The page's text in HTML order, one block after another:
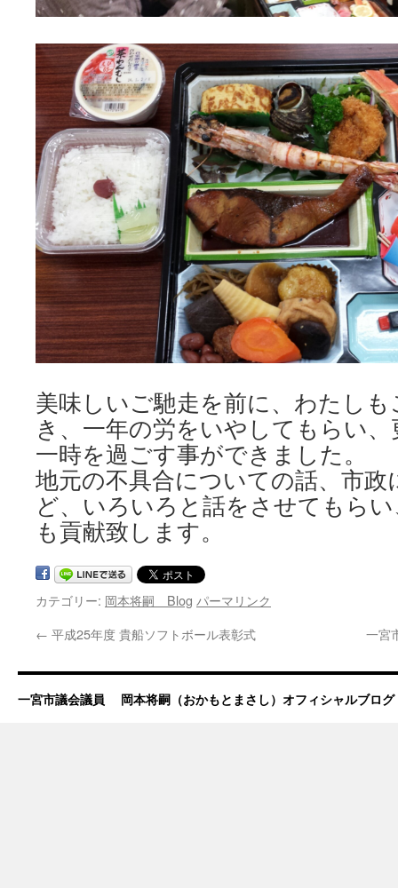
美味しいご馳走を前に、わたし
き、一年の労をいやしてもらい
一時を過ごす事ができました。
地元の不具合についての話、市
ど、いろいろと話をさせてもら
も貢献致します。
カテゴリー: 岡本将嗣 Blog パーマリンク
← 平成25年度 貴船ソフトボール表彰式 一宮
一宮市議会議員 岡本将嗣（おかもとまさし）オフィシャルブログ